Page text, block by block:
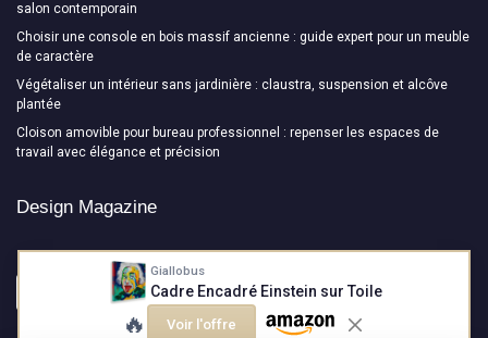
Giallobus
Cadre Encadré Einstein sur Toile
🔥 Voir l'offre
salon contemporain
Choisir une console en bois massif ancienne : guide expert pour un meuble
de caractère
Végétaliser un intérieur sans jardinière : claustra, suspension et alcôve
plantée
Cloison amovible pour bureau professionnel : repenser les espaces de
travail avec élégance et précision
Design Magazine